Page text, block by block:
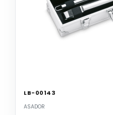
LB-00143
ASADOR